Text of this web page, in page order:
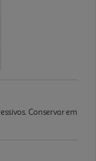
Conservar em